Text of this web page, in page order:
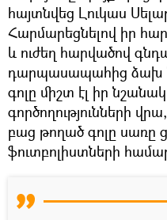
հայտնվեց Լուկաս
Հարմարեցնելով իր
և ուժեղ հարվածով
դարպասապահից ձախ
գոլը միշտ էլ իր
գործողությունների
բաց թողած գոլը սառը
ֆուտբոլիստների